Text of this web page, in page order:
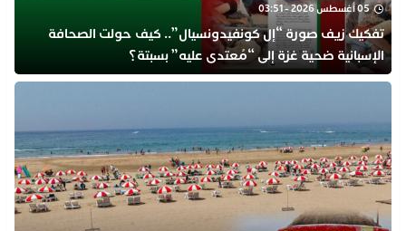
05 أغسطس 2026 - 03:51
تفكيك زيف صورة “إل كونفيدونسيال”.. كيف حولت الصحافة
الإسبانية ضحية غزة إلى “مُعتدى عليه” بسبتة؟